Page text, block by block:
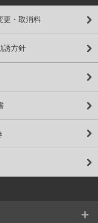
更・取消料
誘方針
+